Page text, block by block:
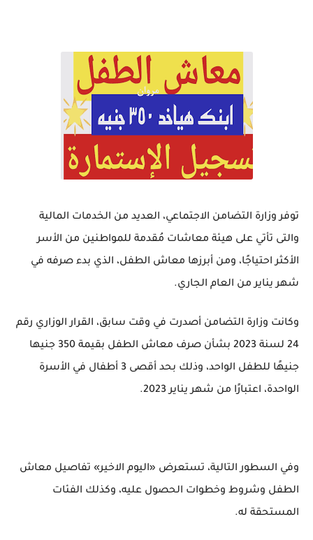
توفر وزارة التضامن الاجتماعي، العديد من الخدمات المالية
والتى تأتي على هيئة معاشات مُقدمة للمواطنين من الأسر
الأكثر احتياجًا، ومن أبرزها معاش الطفل، الذي بدء صرفه في
شهر يناير من العام الجاري.
وكانت وزارة التضامن أصدرت في وقت سابق، القرار الوزاري رقم
24 لسنة 2023 بشأن صرف معاش الطفل بقيمة 350 جنيها
جنيهًا للطفل الواحد، وذلك بحد أقصى 3 أطفال في الأسرة
الواحدة، اعتبارًا من شهر يناير 2023.
وفي السطور التالية، تستعرض «اليوم الاخير» تفاصيل معاش
الطفل وشروط وخطوات الحصول عليه، وكذلك الفئات
المستحقة له.